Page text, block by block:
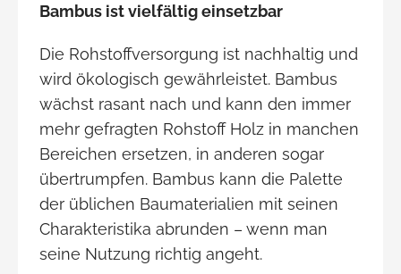
Bambus ist vielfältig einsetzbar
Die Rohstoffversorgung ist nachhaltig und
wird ökologisch gewährleistet. Bambus
wächst rasant nach und kann den immer
mehr gefragten Rohstoff Holz in manchen
Bereichen ersetzen, in anderen sogar
übertrumpfen. Bambus kann die Palette
der üblichen Baumaterialien mit seinen
Charakteristika abrunden – wenn man
seine Nutzung richtig angeht.